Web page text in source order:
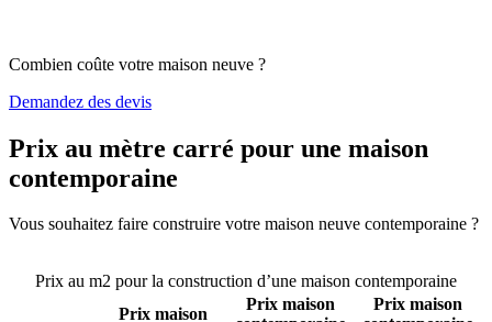
Combien coûte votre maison neuve ?
Demandez des devis
Prix au mètre carré pour une maison
contemporaine
Vous souhaitez faire construire votre maison neuve contemporaine ?
Prix au m2 pour la construction d’une maison contemporaine
Prix maison
Prix maison
Prix maison